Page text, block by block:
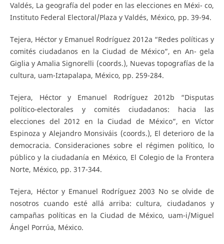
Valdés, La geografía del poder en las elecciones en Méxi- co,
Instituto Federal Electoral/Plaza y Valdés, México, pp. 39-94.
Tejera, Héctor y Emanuel Rodríguez 2012a “Redes políticas y
comités ciudadanos en la Ciudad de México”, en An- gela
Giglia y Amalia Signorelli (coords.), Nuevas topografías de la
cultura, uam-Iztapalapa, México, pp. 259-284.
Tejera, Héctor y Emanuel Rodríguez 2012b “Disputas
político-electorales y comités ciudadanos: hacia las
elecciones del 2012 en la Ciudad de México”, en Víctor
Espinoza y Alejandro Monsiváis (coords.), El deterioro de la
democracia. Consideraciones sobre el régimen político, lo
público y la ciudadanía en México, El Colegio de la Frontera
Norte, México, pp. 317-344.
Tejera, Héctor y Emanuel Rodríguez 2003 No se olvide de
nosotros cuando esté allá arriba: cultura, ciudadanos y
campañas políticas en la Ciudad de México, uam-i/Miguel
Ángel Porrúa, México.